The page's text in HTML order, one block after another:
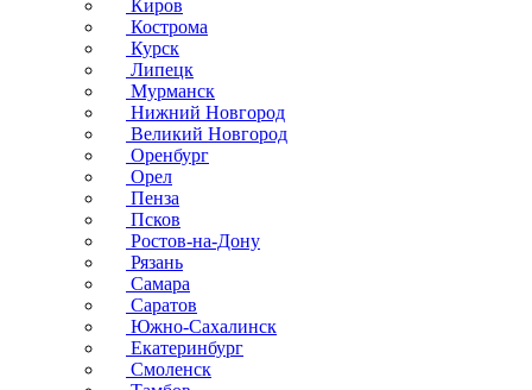
Киров
Кострома
Курск
Липецк
Мурманск
Нижний Новгород
Великий Новгород
Оренбург
Орел
Пенза
Псков
Ростов-на-Дону
Рязань
Самара
Саратов
Южно-Сахалинск
Екатеринбург
Смоленск